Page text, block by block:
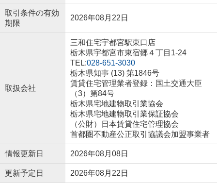
取引条件の有効
期限
2026年08月22日
取扱会社
三和住宅宇都宮駅東口店
栃木県宇都宮市東宿郷４丁目1-24
TEL:028-651-3030
栃木県知事 (13) 第1846号
賃貸住宅管理業者登録：国土交通大臣
（3）第84号
栃木県宅地建物取引業協会
栃木県宅地建物取引業保証協会
（公財）日本賃貸住宅管理協会
首都圏不動産公正取引協議会加盟事業者
情報更新日 2026年08月08日
更新予定日 2026年08月22日